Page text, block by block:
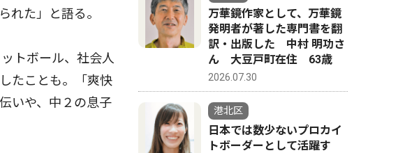
れた」と語る。
トボール、社会人
たことも。「爽快
いや、中２の息子
万華鏡作家として、万華鏡
発明者が著した専門書を翻
訳・出版した 中村 明功さ
ん 大豆戸町在住 63歳
2026.07.30
港北区
日本では数少ないプロカイ
トボーダーとして活躍す